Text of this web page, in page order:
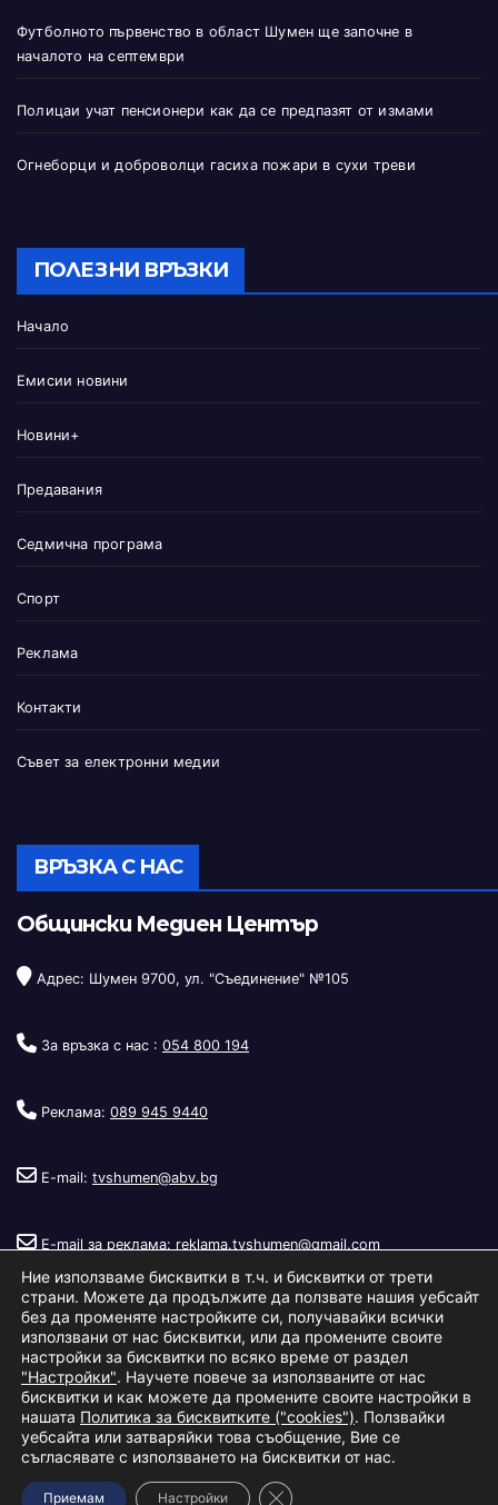
Футболното първенство в област Шумен ще започне в
началото на септември
Полицаи учат пенсионери как да се предпазят от измами
Огнеборци и доброволци гасиха пожари в сухи треви
ПОЛЕЗНИ ВРЪЗКИ
Начало
Емисии новини
Новини+
Предавания
Седмична програма
Спорт
Реклама
Контакти
Съвет за електронни медии
ВРЪЗКА С НАС
Общински Медиен Център
Адрес: Шумен 9700, ул. "Съединение" №105
За връзка с нас : 054 800 194
Реклама: 089 945 9440
E-mail: tvshumen@abv.bg
E-mail за реклама: reklama.tvshumen@gmail.com
Copyright © 2026Телевизия Шумен.|Изработка: S.I.T Solutions
Ltd.
За насРекламаУсловия за ползване
Политика за бисквитки
Ние използваме бисквитки в т.ч. и бисквитки от трети
страни. Можете да продължите да ползвате нашия уебсайт
без да променяте настройките си, получавайки всички
използвани от нас бисквитки, или да промените своите
настройки за бисквитки по всяко време от раздел
"Настройки". Научете повече за използваните от нас
бисквитки и как можете да промените своите настройки в
нашата Политика за бисквитките ("cookies"). Ползвайки
уебсайта или затваряйки това съобщение, Вие се
съгласявате с използването на бисквитки от нас.
Приемам Настройки Close GDPR Cookie Banner